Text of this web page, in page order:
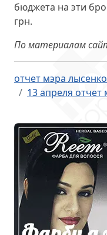
бюджета на эти
грн.
По материалам
отчет мэра лысенко
13 апреля отчет